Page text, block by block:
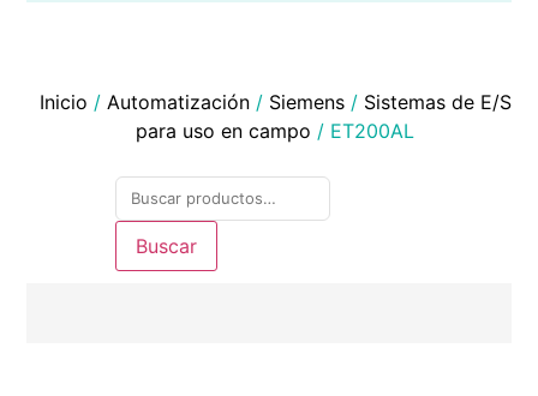
Inicio / Automatización/ Siemens/ Sistemas de E/S
para uso en campo / ET200AL
Buscar